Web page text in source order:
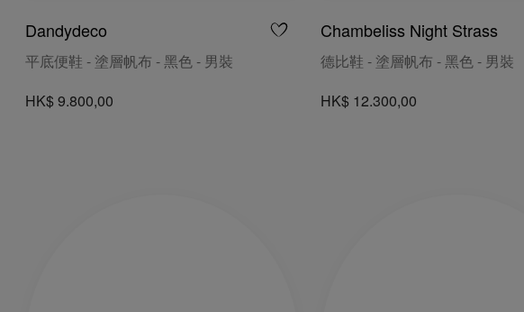
Dandydeco
平底便鞋 - 塗層帆布 - 黑色 - 男裝
HK$ 9.800,00
Chambeliss Night Strass
德比鞋 - 塗層帆布 - 黑色 - 男裝
HK$ 12.300,00